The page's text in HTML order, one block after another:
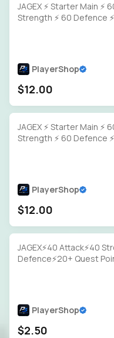
JAGEX ⚡ Starter Main ⚡
Strength ⚡ 60 Defence
PlayerShop
$12.00
JAGEX ⚡ Starter Main ⚡
Strength ⚡ 60 Defence
PlayerShop
$12.00
JAGEX⚡40 Attack⚡40
Defence⚡20+ Quest
PlayerShop
$2.50